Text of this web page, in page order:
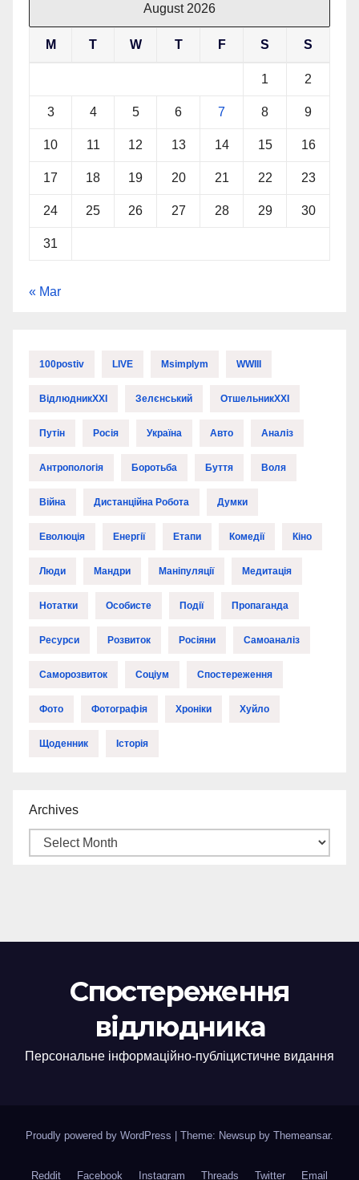
August 2026
M T W T F S S
1 2
3 4 5 6 7 8 9
10 11 12 13 14 15 16
17 18 19 20 21 22 23
24 25 26 27 28 29 30
31
« Mar
100postiv LIVE Msimplym WWIII
ВідлюдникXXI Зелєнський ОтшельникXXI
Путін Росія Україна Авто Аналіз
Антропологія Боротьба Буття Воля
Війна Дистанційна Робота Думки
Еволюція Енергії Етапи Комедії Кіно
Люди Мандри Маніпуляції Медитація
Нотатки Особисте Події Пропаганда
Ресурси Розвиток Росіяни Самоаналіз
Саморозвиток Соціум Спостереження
Фото Фотографія Хроніки Хуйло
Щоденник Історія
Archives
Спостереження
відлюдника
Персональне інформаційно-публіцистичне видання
Proudly powered by WordPress | Theme: Newsup by Themeansar.
Reddit Facebook Instagram Threads Twitter Email